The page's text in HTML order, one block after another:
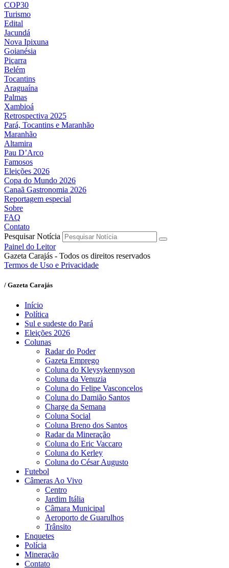
COP30
Turismo
Edital
Jacundá
Nova Ipixuna
Goianésia
Piçarra
Belém
Tocantins
Araguaína
Palmas
Xambioá
Retrospectiva 2025
Pará, Tocantins e Maranhão
Maranhão
Altamira
Pau D’Arco
Famosos
Eleições 2026
Copa do Mundo 2026
Canaã Gastronomia 2026
Reportagem especial
Sobre
FAQ
Contato
Pesquisar Notícia
Painel do Leitor
Gazeta Carajás - Todos os direitos reservados
Termos de Uso e Privacidade
/ Gazeta Carajás
Início
Política
Sul e sudeste do Pará
Eleições 2026
Colunas
Radar do Poder
Gazeta Emprego
Coluna do Kleysykennyson
Coluna da Venuzia
Coluna do Felipe Vasconcelos
Coluna do Damião Santos
Charge da Semana
Coluna Social
Coluna Breno dos Santos
Radar da Mineração
Coluna do Eric Vaccaro
Coluna do Kerley
Coluna do César Augusto
Futebol
Câmeras Ao Vivo
Centro
Jardim Itália
Câmara Municipal
Aeroporto de Guarulhos
Trânsito
Enquetes
Polícia
Mineração
Contato